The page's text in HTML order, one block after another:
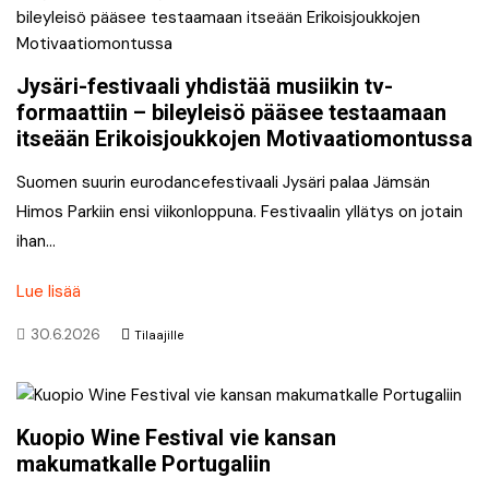
Jysäri-festivaali yhdistää musiikin tv-
formaattiin – bileyleisö pääsee testaamaan
itseään Erikoisjoukkojen Motivaatiomontussa
Suomen suurin eurodancefestivaali Jysäri palaa Jämsän
Himos Parkiin ensi viikonloppuna. Festivaalin yllätys on jotain
ihan…
Lue lisää
30.6.2026 Tilaajille
Kuopio Wine Festival vie kansan
makumatkalle Portugaliin